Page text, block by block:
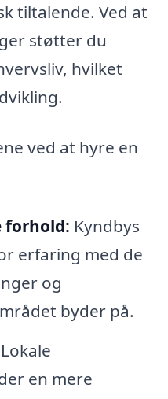
tiltalende. Ved at
støtter du
hvilket
ved at hyre en
forhold: Kyndbys
erfaring med de
og
byder på.
Lokale
en mere